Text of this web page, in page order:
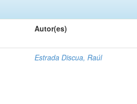
Autor(es)
Estrada Discua, Raúl